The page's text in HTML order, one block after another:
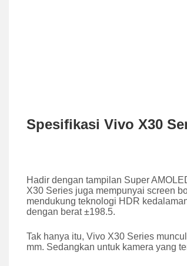
Spesifikasi Vivo X30
Hadir dengan tampilan Super
X30 Series juga mempunyai screen
mendukung teknologi HDR
dengan berat ±198.5.
Tak hanya itu, Vivo X30 Series
mm. Sedangkan untuk kamera yang